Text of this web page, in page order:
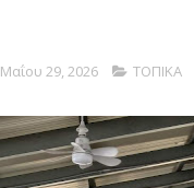
29, 2026 ΤΟΠΙΚΑ